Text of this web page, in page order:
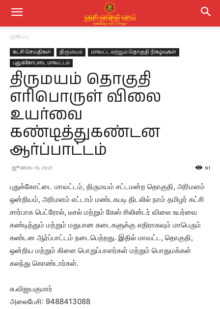
முகப்பு
கட்சி செய்திகள் திருமயம்
மாவட்ட மற்றும் தொகுதி நிகழ்வுகள்
புதுக்கோட்டை மாவட்டம்
திருமயம் தொகுதி
எரிபொருள் விலை
உயர்வை
கண்டித்துகண்டன
ஆர்ப்பாட்டம்
ஜூலை 19, 2021 91
புதுக்கோட்டை மாவட்டம், திருமயம் சட்டமன்ற தொகுதி, அரிமளம்
ஒன்றியம், அரிமளம் எட்டாம் மண்டகபடி திடலில் நாம் தமிழர் கட்சி
சார்பாக பெட்ரோல், டீசல் மற்றும் கேஸ் சிலின்டர் விலை உயர்வை
கண்டித்தும் மற்றும் மதுபான கடைகளுக்கு எதிராகவும் மாபெரும்
கண்டன ஆர்ப்பாட்டம் நடைபெற்றது. இதில் மாவட்ட, தொகுதி,
ஒன்றிய மற்றும் கிளை பொறுப்பாளர்கள் மற்றும் பொதுமக்கள்
கலந்து கொண்டார்கள்.
சு.விஜயகுமார்
அலைபேசி: 9488413088